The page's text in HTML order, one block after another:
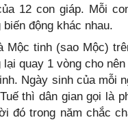
12 con giáp. Mỗi
động khác nhau.
Mộc tinh (sao Mộc)
lại quay 1 vòng cho
Ngày sinh của mỗi
thì dân gian gọi là
đó trong năm chắc